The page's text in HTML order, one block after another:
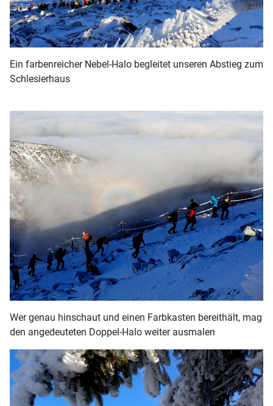
Ein farbenreicher Nebel-Halo begleitet unseren Abstieg zum
Schlesierhaus
Wer genau hinschaut und einen Farbkasten bereithält, mag
den angedeuteten Doppel-Halo weiter ausmalen